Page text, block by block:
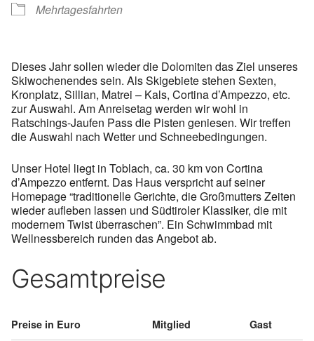
Mehrtagesfahrten
Dieses Jahr sollen wieder die Dolomiten das Ziel unseres
Skiwochenendes sein. Als Skigebiete stehen Sexten,
Kronplatz, Sillian, Matrei – Kals, Cortina d’Ampezzo, etc.
zur Auswahl. Am Anreisetag werden wir wohl in
Ratschings-Jaufen Pass die Pisten geniesen. Wir treffen
die Auswahl nach Wetter und Schneebedingungen.
Unser Hotel liegt in Toblach, ca. 30 km von Cortina
d’Ampezzo entfernt. Das Haus verspricht auf seiner
Homepage “traditionelle Gerichte, die Großmutters Zeiten
wieder aufleben lassen und Südtiroler Klassiker, die mit
modernem Twist überraschen”. Ein Schwimmbad mit
Wellnessbereich runden das Angebot ab.
Gesamtpreise
Preise in Euro Mitglied Gast